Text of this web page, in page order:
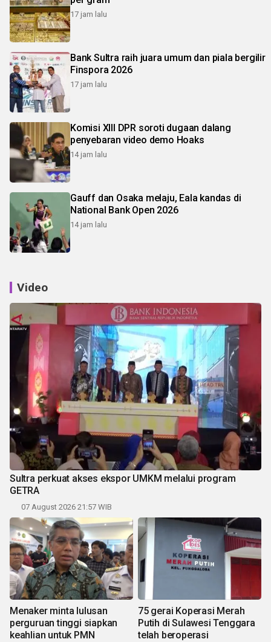
17 jam lalu
Bank Sultra raih juara umum dan piala bergilir
Finspora 2026
17 jam lalu
Komisi XIII DPR soroti dugaan dalang
penyebaran video demo Hoaks
14 jam lalu
Gauff dan Osaka melaju, Eala kandas di
National Bank Open 2026
14 jam lalu
Video
Sultra perkuat akses ekspor UMKM melalui program
GETRA
07 August 2026 21:57 WIB
Menaker minta lulusan
perguruan tinggi siapkan
keahlian untuk PMN
75 gerai Koperasi Merah
Putih di Sulawesi Tenggara
telah beroperasi